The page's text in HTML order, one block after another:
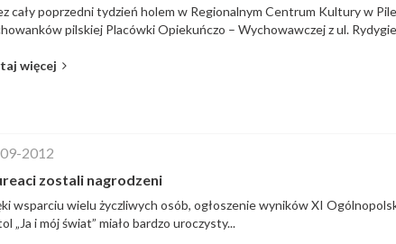
cały poprzedni tydzień holem w Regionalnym Centrum Kultury w
pilskiej Placówki Opiekuńczo – Wychowawczej z ul.
więcej
2012
zostali nagrodzeni
wsparciu wielu życzliwych osób, ogłoszenie wyników XI
„Ja i mój świat” miało bardzo uroczysty...